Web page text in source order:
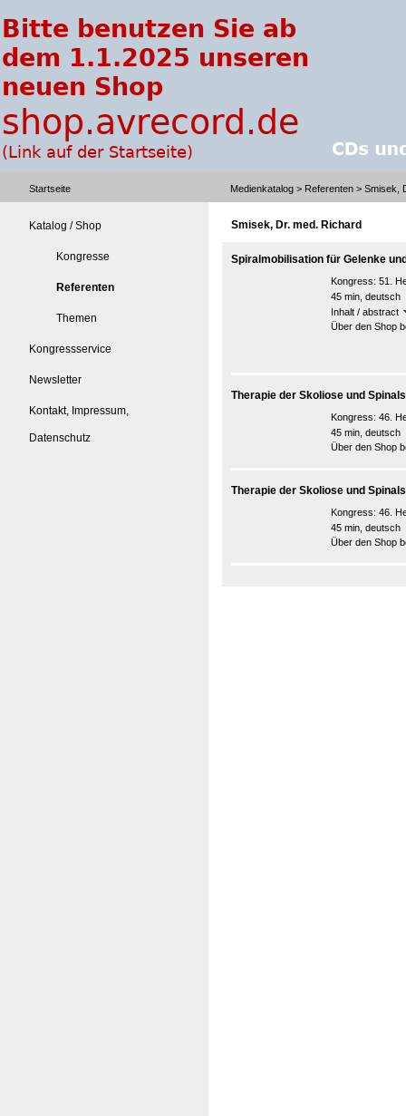
Startseite Medienkatalog > Referenten > Smisek,
Katalog / Shop
Kongresse
Referenten
Themen
Kongressservice
Newsletter
Kontakt, Impressum,
Datenschutz
Smisek, Dr. med. Richard
Spiralmobilisation für Gelenke
Kongress: 51.
45 min, deutsch
Inhalt / abstract
Über den Shop
Therapie der Skoliose und
Kongress: 46.
45 min, deutsch
Über den Shop
Therapie der Skoliose und
Kongress: 46.
45 min, deutsch
Über den Shop